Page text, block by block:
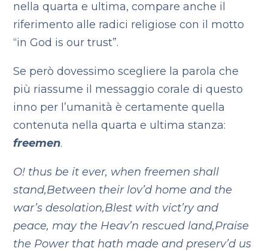
nella quarta e ultima, compare anche il
riferimento alle radici religiose con il motto
“in God is our trust”.
Se però dovessimo scegliere la parola che
più riassume il messaggio corale di questo
inno per l’umanità è certamente quella
contenuta nella quarta e ultima stanza:
freemen.
O! thus be it ever, when freemen shall
stand,⁠Between their lov’d home and the
war’s desolation,Blest with vict’ry and
peace, may the Heav’n rescued land,⁠Praise
the Power that hath made and preserv’d us